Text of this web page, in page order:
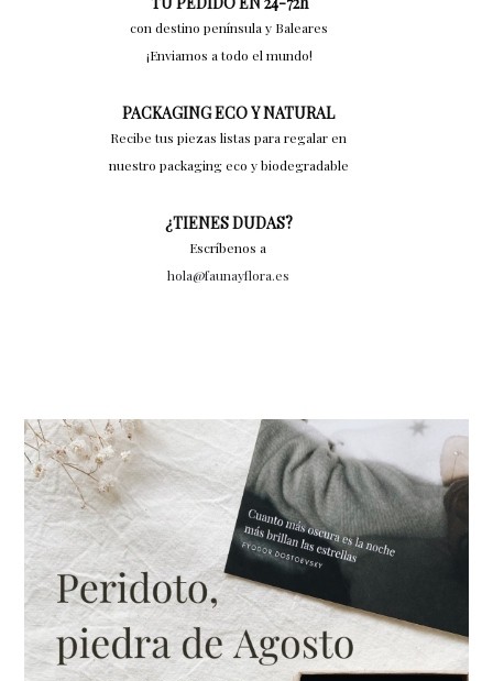
con destino península y Baleares
¡Enviamos a todo el mundo!
PACKAGING ECO Y NATURAL
Recibe tus piezas listas para regalar en
nuestro packaging eco y biodegradable
¿TIENES DUDAS?
Escríbenos a
hola@faunayflora.es